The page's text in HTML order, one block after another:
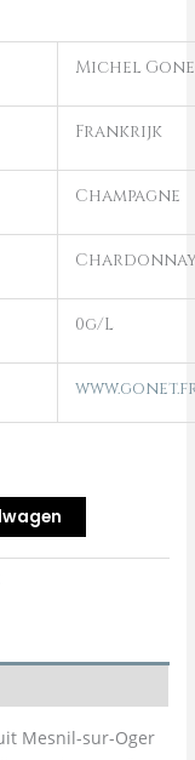
Michel
Frankrijk
Champagne
0g/L
Mesnil-sur-Oger